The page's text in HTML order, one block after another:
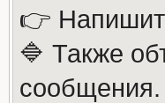
👉
🔷 Также
сообщения.